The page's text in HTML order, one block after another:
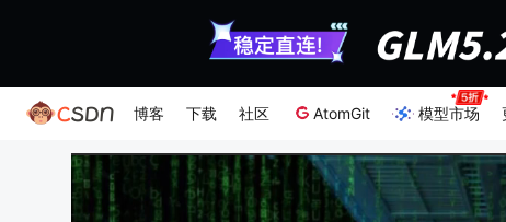
博客 下载 社区 AtomGit 模型市场